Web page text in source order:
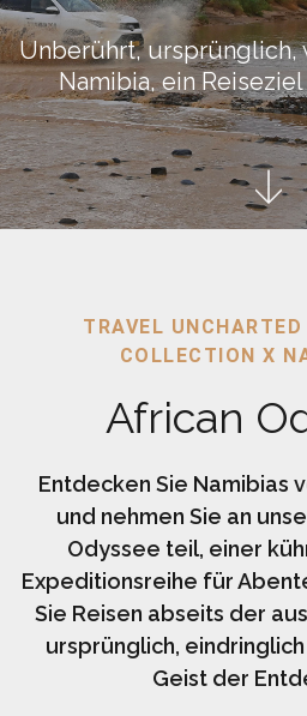
Unberührt, ursprünglich,
Namibia, ein
TRAVEL
COLLECTION X
African
Entdecken Sie Namibias
und nehmen Sie an
Odyssee teil, einer
Expeditionsreihe für
Sie Reisen abseits der
ursprünglich,
Geist der